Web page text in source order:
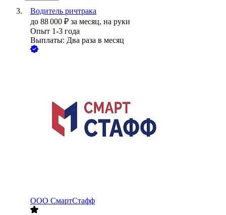
Водитель ричтрака
до 88 000 ₽ за месяц, на руки
Опыт 1-3 года
Выплаты: Два раза в месяц
ООО СмартСтафф